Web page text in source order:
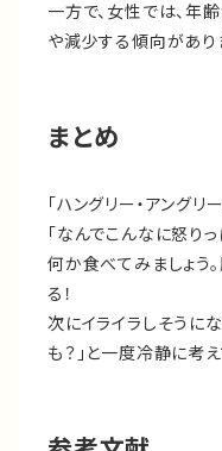
一方で、女性では、年
や減少する傾向があり
まとめ
「ハングリー・アングリ
「なんでこんなに怒り
何か食べてみましょう
る！
次にイライラしそうに
も？」と一度冷静に考